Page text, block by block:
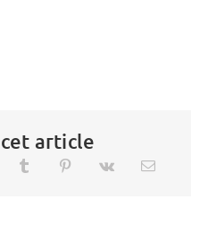
article